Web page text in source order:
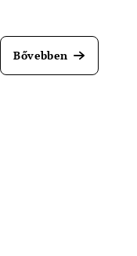
Bővebben